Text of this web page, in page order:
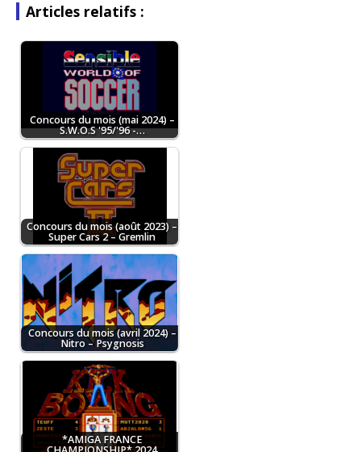
Articles relatifs :
Concours du mois (mai 2024) –
S.W.O.S '95/'96 -…
Concours du mois (août 2023) –
Super Cars 2 – Gremlin
Concours du mois (avril 2024) –
Nitro – Psygnosis
*AMIGA FRANCE